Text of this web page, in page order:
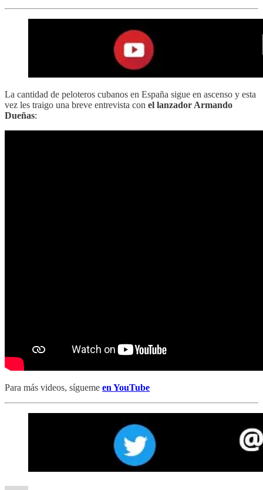
La cantidad de peloteros cubanos en España sigue en ascenso y esta
vez les traigo una breve entrevista con el lanzador Armando
Dueñas:
Para más videos, sígueme en YouTube